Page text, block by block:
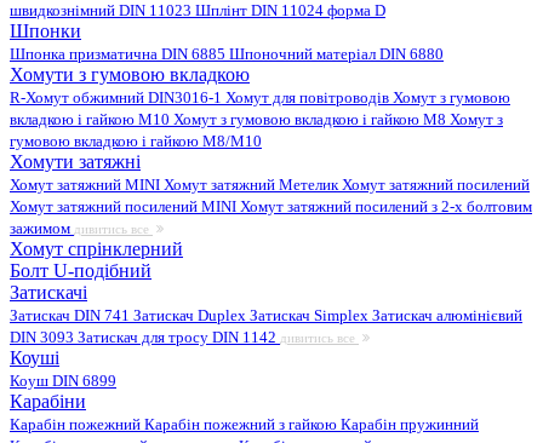
швидкознімний DIN 11023 Шплінт DIN 11024 форма D
Шпонки
Шпонка призматична DIN 6885 Шпоночний матеріал DIN 6880
Хомути з гумовою вкладкою
R-Хомут обжимний DIN3016-1 Хомут для повітроводів Хомут з гумовою
вкладкою і гайкою M10 Хомут з гумовою вкладкою і гайкою M8 Хомут з
гумовою вкладкою і гайкою М8/M10
Хомути затяжні
Хомут затяжний MINI Хомут затяжний МетеликХомут затяжний посилений
Хомут затяжний посилений MINI Хомут затяжний посилений з 2-х болтовим
зажимом дивитись все
Хомут спрінклерний
Болт U-подібний
Затискачі
Затискач DIN 741 Затискач Duplex Затискач Simplex Затискач алюмінієвий
DIN 3093 Затискач для тросу DIN 1142 дивитись все
Коуші
Коуш DIN 6899
Карабіни
Карабін пожежний Карабін пожежний з гайкою Карабін пружинний